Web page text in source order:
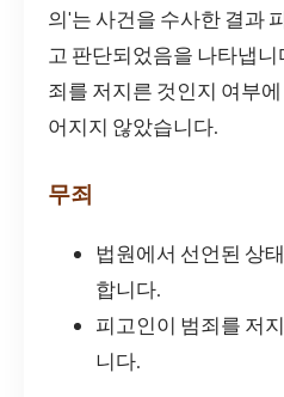
의'는 사건을 수사한 결과
고 판단되었음을 나타냅니
죄를 저지른 것인지 여부
어지지 않았습니다.
무죄
법원에서 선언된 상
합니다.
피고인이 범죄를 저
니다.